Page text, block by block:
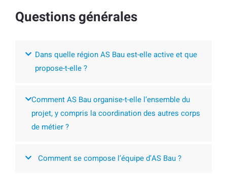
Questions générales
Dans quelle région AS Bau est-elle active et que
propose-t-elle ?
Comment AS Bau organise-t-elle l’ensemble du
projet, y compris la coordination des autres corps
de métier ?
Comment se compose l’équipe d’AS Bau ?